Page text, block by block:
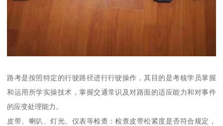
路考是按照特定的行驶路径进行行驶操作，其目的是考核学员掌握
和运用所学实操技术，掌握交通常识及对路面的适应能力和对事件
的应变处理能力。
皮带、喇叭、灯光、仪表等检查：检查皮带松紧度是否符合规定，